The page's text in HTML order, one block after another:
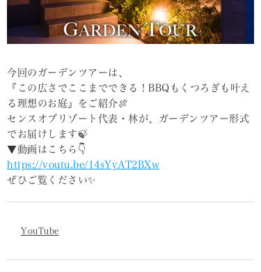
今回のガーデンツアーは、
『この広さでここまでできる！BBQもくつろぎも叶え
る理想のお庭』をご紹介🍖
センスオブリゾート代表・林が、ガーデンツアー形式
でお届けします🍃
▼動画はこちら👇
https://youtu.be/14sYyAT2BXw
ぜひご覧ください✨
YouTube